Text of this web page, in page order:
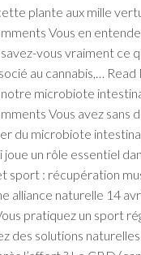
plante aux mille
Vous en
savez-vous vraiment ce
au cannabis,…
microbiote
Vous avez sans
du microbiote
joue un rôle essentiel
sport : récupération
alliance naturelle 14
pratiquez un sport
des solutions